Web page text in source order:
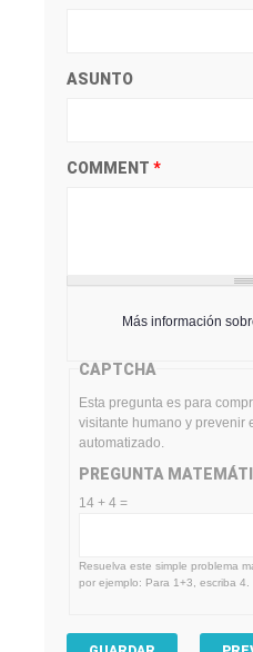
ASUNTO
COMMENT *
Más información
CAPTCHA
Esta pregunta es para
visitante humano y prevenir
automatizado.
PREGUNTA
14 + 4 =
Resuelva este simple problema
por ejemplo: Para 1+3, escriba 4.